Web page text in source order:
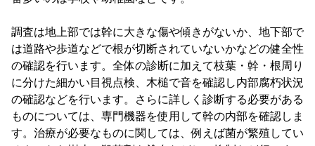
調査は地上部では幹に大きな傷や傾きがないか、地下部で
は道路や歩道などで根が切断されていないかなどの健全性
の確認を行います。全体の診断に加えて枝葉・幹・根周り
に分けた細かい目視点検、木槌で音を確認し内部腐朽状況
の確認などを行います。さらに詳しく診断する必要がある
ものについては、専門機器を使用して幹の内部を確認しま
す。治療が必要なものに関しては、例えば菌が繁殖してい